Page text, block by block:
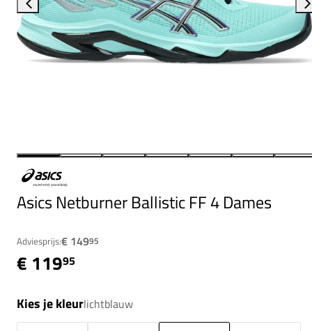
Asics Netburner Ballistic FF 4 Dames
Adviesprijs:€ 14995
€ 11995
Kies je kleurlichtblauw